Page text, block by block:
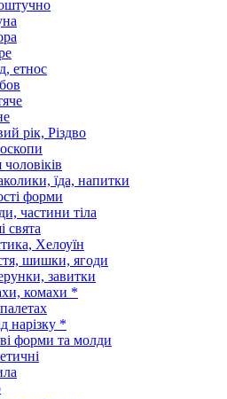
етнос
рік, Різдво
їда, напитки
форми
частини тіла
свята
Хелоуїн
шишки, ягоди
завитки
комахи *
нарізку *
форми та молди